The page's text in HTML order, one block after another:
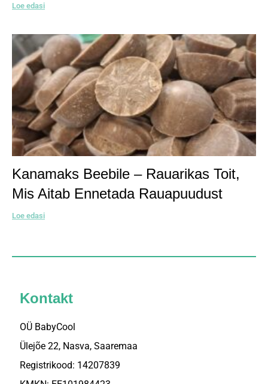
Loe edasi
Kanamaks Beebile – Rauarikas Toit,
Mis Aitab Ennetada Rauapuudust
Loe edasi
Kontakt
OÜ BabyCool
Ülejõe 22, Nasva, Saaremaa
Registrikood: 14207839